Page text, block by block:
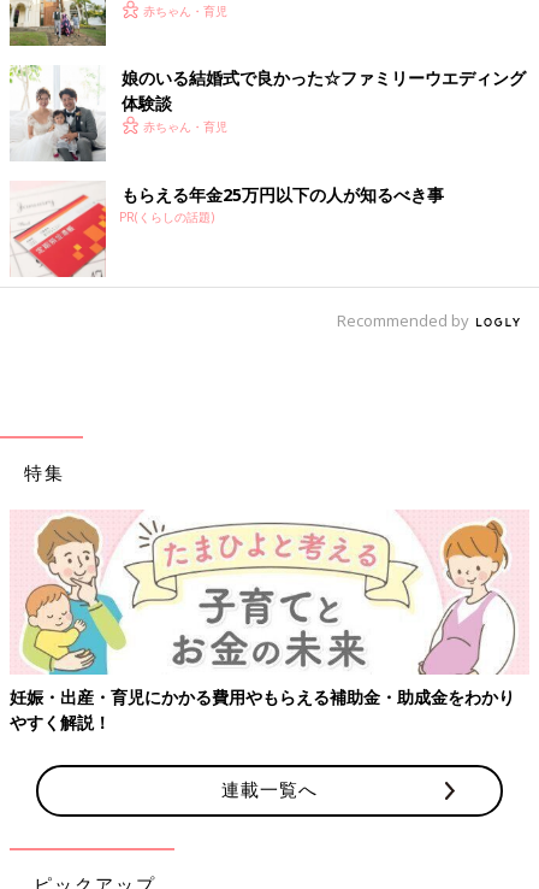
赤ちゃん・育児
娘のいる結婚式で良かった☆ファミリーウエディング
体験談
赤ちゃん・育児
もらえる年金25万円以下の人が知るべき事
PR(くらしの話題)
Recommended by
特集
・出産・育児にかかる費用やもらえる補助金・助成金をわかり
く解説！
連載一覧へ